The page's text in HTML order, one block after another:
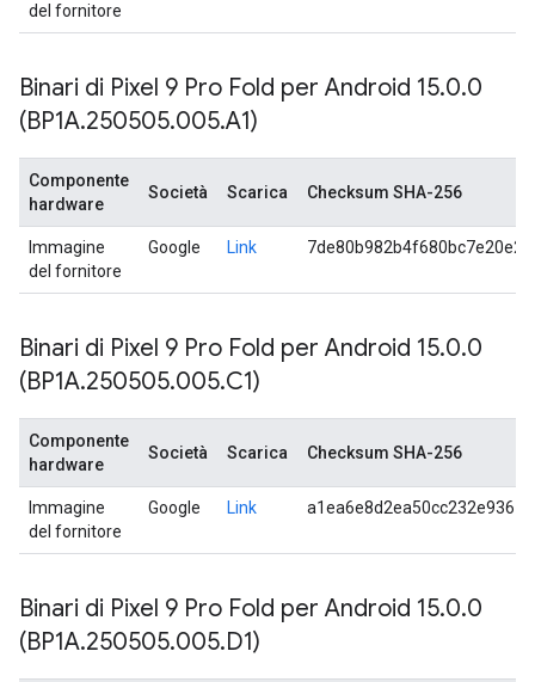
del fornitore
Binari di Pixel 9 Pro Fold per Android 15.0.0
(BP1A.250505.005.A1)
Componente
hardware
Società Scarica Checksum SHA-256
Immagine
del fornitore
Google Link
Binari di Pixel 9 Pro Fold per Android 15.0.0
(BP1A.250505.005.C1)
Componente
hardware
Società Scarica Checksum SHA-256
Immagine
del fornitore
Google Link
Binari di Pixel 9 Pro Fold per Android 15.0.0
(BP1A.250505.005.D1)